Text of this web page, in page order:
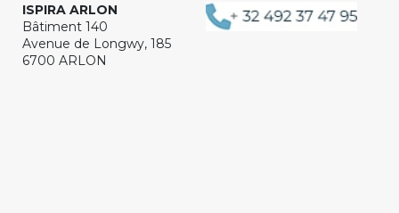
ISPIRA ARLON
Bâtiment 140
Avenue de Longwy, 185
6700 ARLON